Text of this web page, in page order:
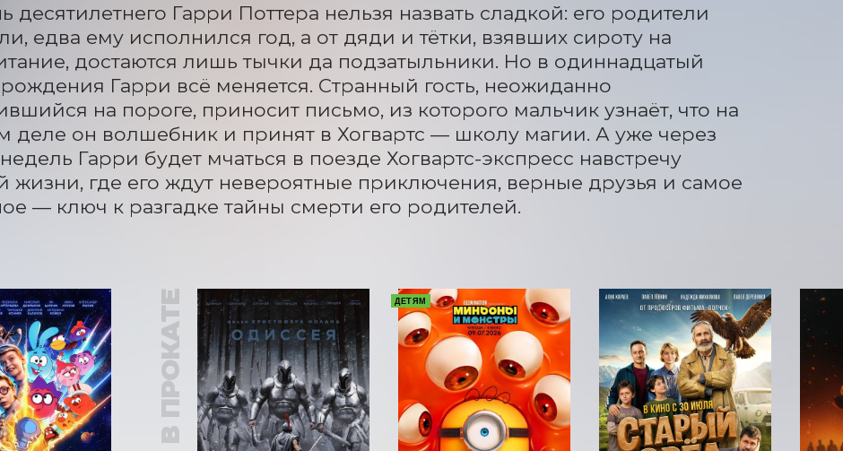
десятилетнего Гарри Поттера нельзя назвать сладкой: его родители
едва ему исполнился год, а от дяди и тётки, взявших сироту на
достаются лишь тычки да подзатыльники. Но в одиннадцатый
Гарри всё меняется. Странный гость, неожиданно
на пороге, приносит письмо, из которого мальчик узнаёт, что на
деле он волшебник и принят в Хогвартс — школу магии. А уже через
Гарри будет мчаться в поезде Хогвартс-экспресс навстречу
жизни, где его ждут невероятные приключения, верные друзья и самое
— ключ к разгадке тайны смерти его родителей.
В ПРОКАТЕ ДЕТЯМ